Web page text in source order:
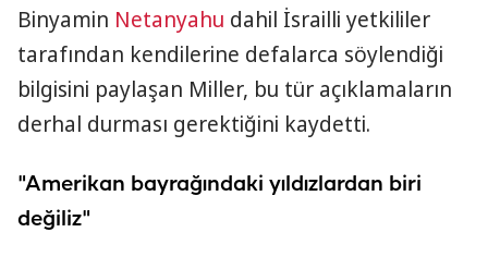
Binyamin Netanyahu dahil İsrailli yetkililer
tarafından kendilerine defalarca söylendiği
bilgisini paylaşan Miller, bu tür açıklamaların
derhal durması gerektiğini kaydetti.
"Amerikan bayrağındaki yıldızlardan biri
değiliz"